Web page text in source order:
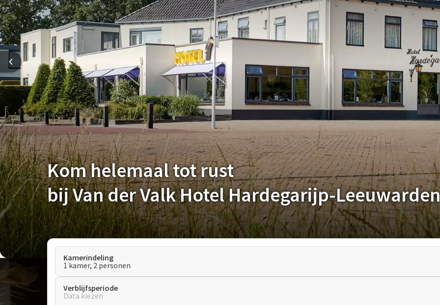
Kom helemaal tot rust
bij Van der Valk Hotel Hardegarijp-Leeuwarden
Kamerindeling
1 kamer, 2 personen
Verblijfsperiode
Data kiezen